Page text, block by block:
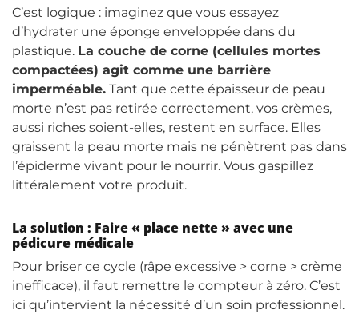
C’est logique : imaginez que vous essayez
d’hydrater une éponge enveloppée dans du
plastique. La couche de corne (cellules mortes
compactées) agit comme une barrière
imperméable. Tant que cette épaisseur de peau
morte n’est pas retirée correctement, vos crèmes,
aussi riches soient-elles, restent en surface. Elles
graissent la peau morte mais ne pénètrent pas dans
l’épiderme vivant pour le nourrir. Vous gaspillez
littéralement votre produit.
La solution : Faire « place nette » avec une
pédicure médicale
Pour briser ce cycle (râpe excessive > corne > crème
inefficace), il faut remettre le compteur à zéro. C’est
ici qu’intervient la nécessité d’un soin professionnel.